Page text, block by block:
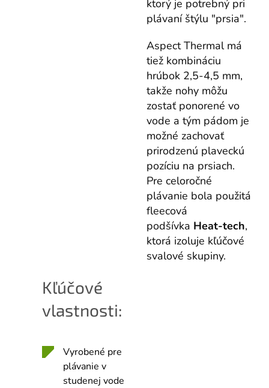
ktorý je potrebný pri
plávaní štýlu "prsia".
Aspect Thermal má
tiež kombináciu
hrúbok 2,5-4,5 mm,
takže nohy môžu
zostať ponorené vo
vode a tým pádom je
možné zachovať
prirodzenú plaveckú
pozíciu na prsiach.
Pre celoročné
plávanie bola použitá
fleecová
podšívka Heat-tech,
ktorá izoluje kľúčové
svalové skupiny.
Kľúčové
vlastnosti:
Vyrobené pre
plávanie v
studenej vode